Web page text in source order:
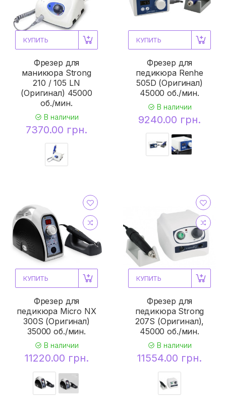
КУПИТЬ
Фрезер для
маникюра Strong
210 / 105 LN
(Оригинал) 45000
об./мин.
В наличии
7370.00 грн.
КУПИТЬ
Фрезер для
педикюра Renhe
505D (Оригинал)
45000 об./мин.
В наличии
9240.00 грн.
КУПИТЬ
Фрезер для
педикюра Micro NX
300S (Оригинал)
35000 об./мин.
В наличии
11220.00 грн.
КУПИТЬ
Фрезер для
педикюра Strong
207S (Оригинал),
45000 об./мин.
В наличии
11554.00 грн.